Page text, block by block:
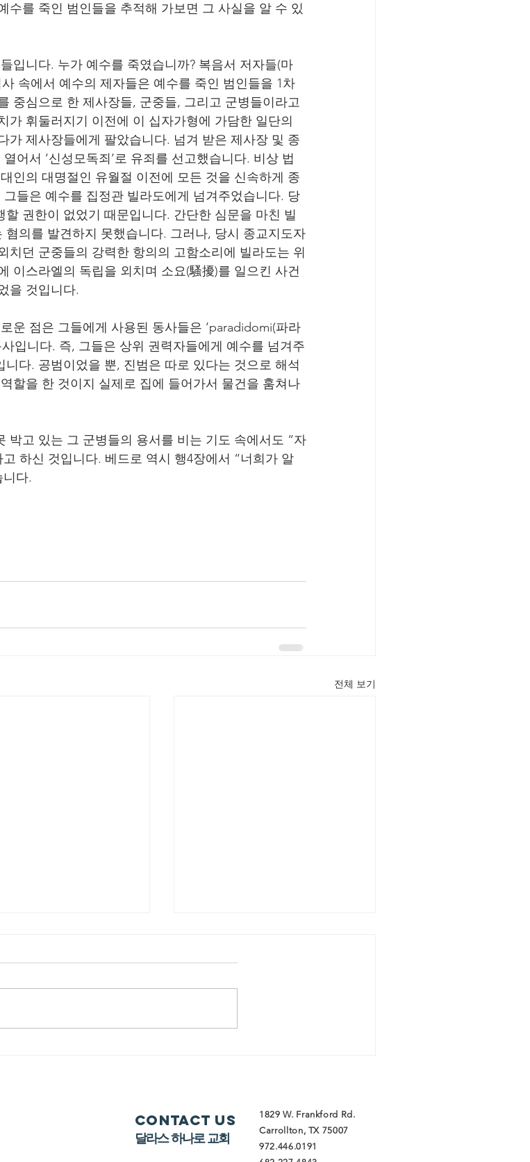
수를 죽인 범인들을 추적해 가보면 그 사실을 알 수 있
입니다. 누가 예수를 죽였습니까? 복음서 저자들(마
속에서 예수의 제자들은 예수를 죽인 범인들을 1차
중심으로 한 제사장들, 군중들, 그리고 군병들이라고
가 휘둘러지기 이전에 이 십자가형에 가담한 일단의
가 제사장들에게 팔았습니다. 넘겨 받은 제사장 및 종
어서 ‘신성모독죄’로 유죄를 선고했습니다. 비상 법
인의 대명절인 유월절 이전에 모든 것을 신속하게 종
들은 예수를 집정관 빌라도에게 넘겨주었습니다. 당
권한이 없었기 때문입니다. 간단한 심문을 마친 빌
의를 발견하지 못했습니다. 그러나, 당시 종교지도자
치던 군중들의 강력한 항의의 고함소리에 빌라도는 위
이스라엘의 독립을 외치며 소요(騷擾)를 일으킨 사건
을 것입니다.
운 점은 그들에게 사용된 동사들은 ‘paradidomi(파라
사입니다. 즉, 그들은 상위 권력자들에게 예수를 넘겨주
다. 공범이었을 뿐, 진범은 따로 있다는 것으로 해석
할을 한 것이지 실제로 집에 들어가서 물건을 훔쳐나
박고 있는 그 군병들의 용서를 비는 기도 속에서도 “자
하신 것입니다. 베드로 역시 행4장에서 “너희가 알
다.
전체 보기
[목회자 단상] 황금률
1829 W. Frankford Rd.
Carrollton, TX 75007
972.446.0191
​달라스 하나로 교회
Contact Us